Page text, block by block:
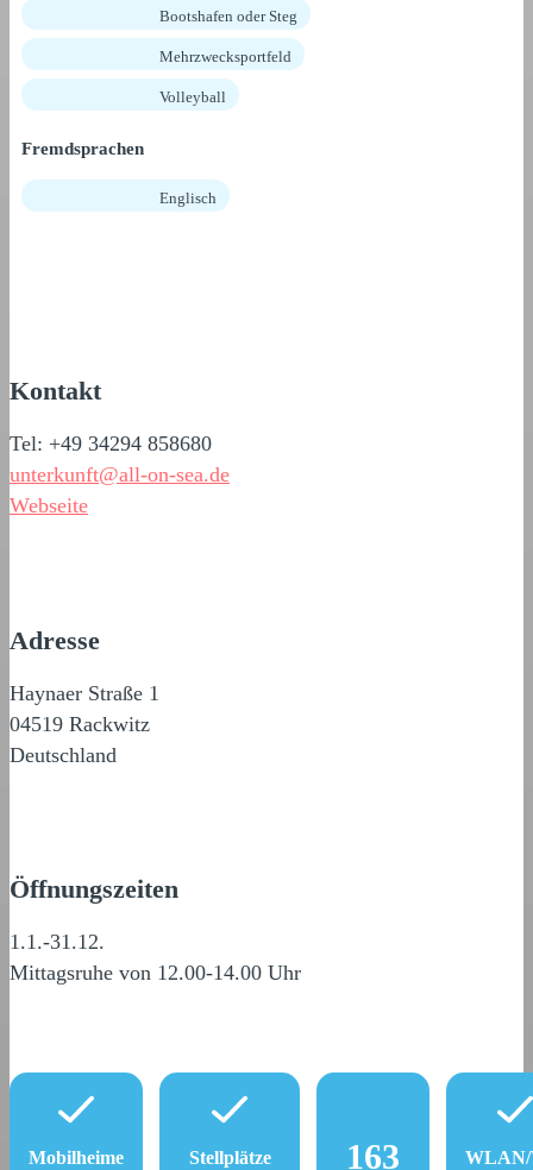
Bootshafen oder Steg
Mehrzwecksportfeld
Volleyball
Fremdsprachen
Englisch
Kontakt
Tel: +49 34294 858680
unterkunft@all-on-sea.de
Webseite
Adresse
Haynaer Straße 1
04519 Rackwitz
Deutschland
Öffnungszeiten
1.1.-31.12.
Mittagsruhe von 12.00-14.00 Uhr
Mobilheime
Stellplätze
163